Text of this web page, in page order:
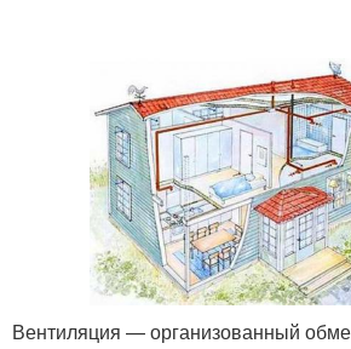
Вентиляция — организованный